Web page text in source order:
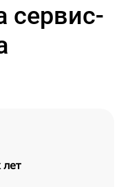
сервис-